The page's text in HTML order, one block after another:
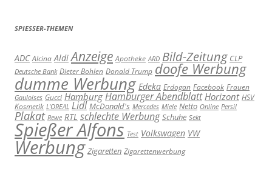
SPIESSER-THEMEN
ADC Alcina Aldi Anzeige Apotheke ARD Bild-Zeitung CLP
Deutsche Bank Dieter Bohlen Donald Trump doofe Werbung
dumme Werbung Edeka Erdogan Facebook Frauen
Gauloises Gucci Hamburg Hamburger Abendblatt Horizont HSV
Kosmetik L'OREAL Lidl McDonald's Mercedes Miele Netto Online Persil
Plakat Rewe RTL schlechte Werbung Schuhe Sekt
Spießer Alfons Test Volkswagen VW
Werbung Zigaretten Zigarettenwerbung